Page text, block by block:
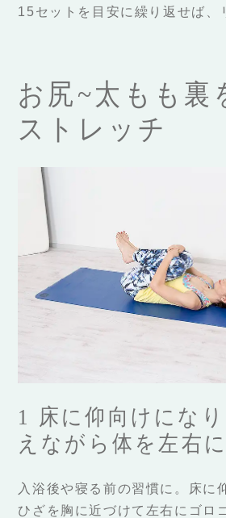
15セットを目安に繰り返せば、
お尻~太もも裏
ストレッチ
1 床に仰向けにな
えながら体を左右
入浴後や寝る前の習慣に。床に
ひざを胸に近づけて左右にゴロ